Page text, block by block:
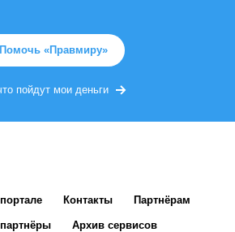
Помочь «Правмиру»
пойдут мои деньги
Контакты Партнёрам
Архив сервисов